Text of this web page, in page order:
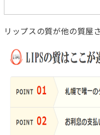
リップスの質が他の質屋